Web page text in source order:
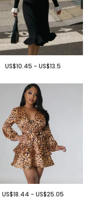
US$10.45 - US$13.5
US$18.44 - US$25.05